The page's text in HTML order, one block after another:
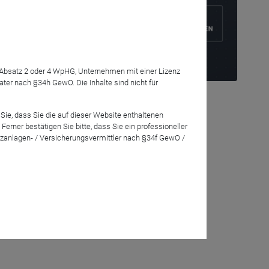
Fehler gilt
Profis
2 oder 4 WpHG, Unternehmen mit einer Lizenz
nach §34h GewO. Die Inhalte sind nicht für
dass Sie die auf dieser Website enthaltenen
bestätigen Sie bitte, dass Sie ein professioneller
/ Versicherungsvermittler nach §34f GewO /